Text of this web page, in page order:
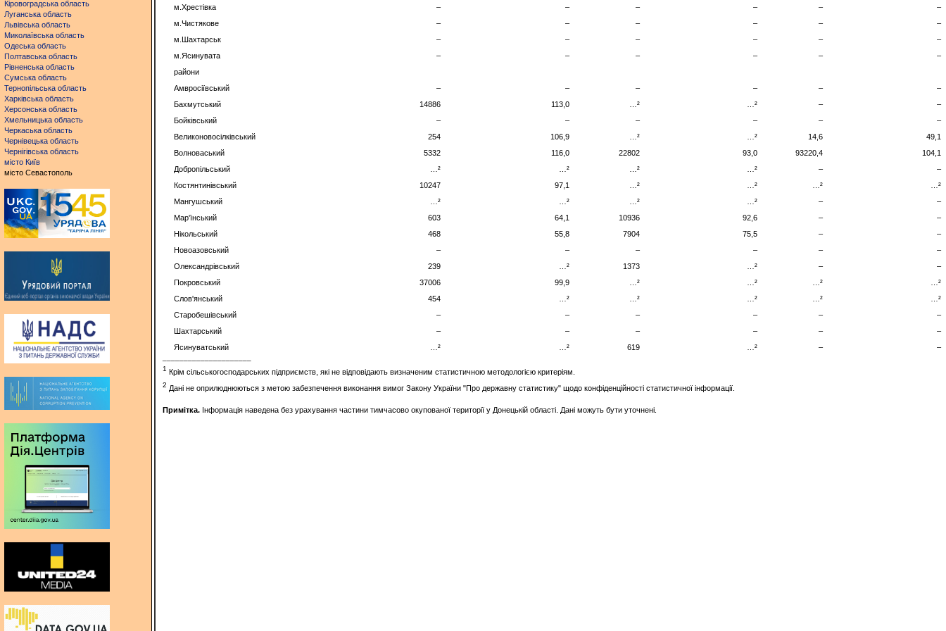
Кіровоградська область
Луганська область
Львівська область
Миколаївська область
Одеська область
Полтавська область
Рівненська область
Сумська область
Тернопільська область
Харківська область
Херсонська область
Хмельницька область
Черкаська область
Чернівецька область
Чернігівська область
місто Київ
місто Севастополь
м.Хрестівка
– – – – –
–
м.Чистякове
– – – – –
–
м.Шахтарськ
– – – – –
–
м.Ясинувата
– – – – –
–
райони
Амвросіївський
– – – – –
–
Бахмутський
14886 113,0 …² …² –
–
Бойківський
– – – – –
–
Великоновосілківський
254 106,9 …² …² 14,6
49,1
Волноваський
5332 116,0 22802 93,0 93220,4
104,1
Добропільський
…² …² …² …² –
–
Костянтинівський
10247 97,1 …² …² …²
…²
Мангушський
…² …² …² …² –
–
Мар'їнський
603 64,1 10936 92,6 –
–
Нікольський
468 55,8 7904 75,5 –
–
Новоазовський
– – – – –
–
Олександрівський
239 …² 1373 …² –
–
Покровський
37006 99,9 …² …² …²
…²
Слов'янський
454 …² …² …² …²
…²
Старобешівський
– – – – –
–
Шахтарський
– – – – –
–
Ясинуватський
…² …² 619 …² – –
1 Крім сільськогосподарських підприємств, які не відповідають визначеним статистичною методологією критеріям.
2 Дані не оприлюднюються з метою забезпечення виконання вимог Закону України "Про державну статистику" щодо конфіденційності статистичної інформації.
Примітка. Інформація наведена без урахування частини тимчасово окупованої території у Донецькій області. Дані можуть бути уточнені.